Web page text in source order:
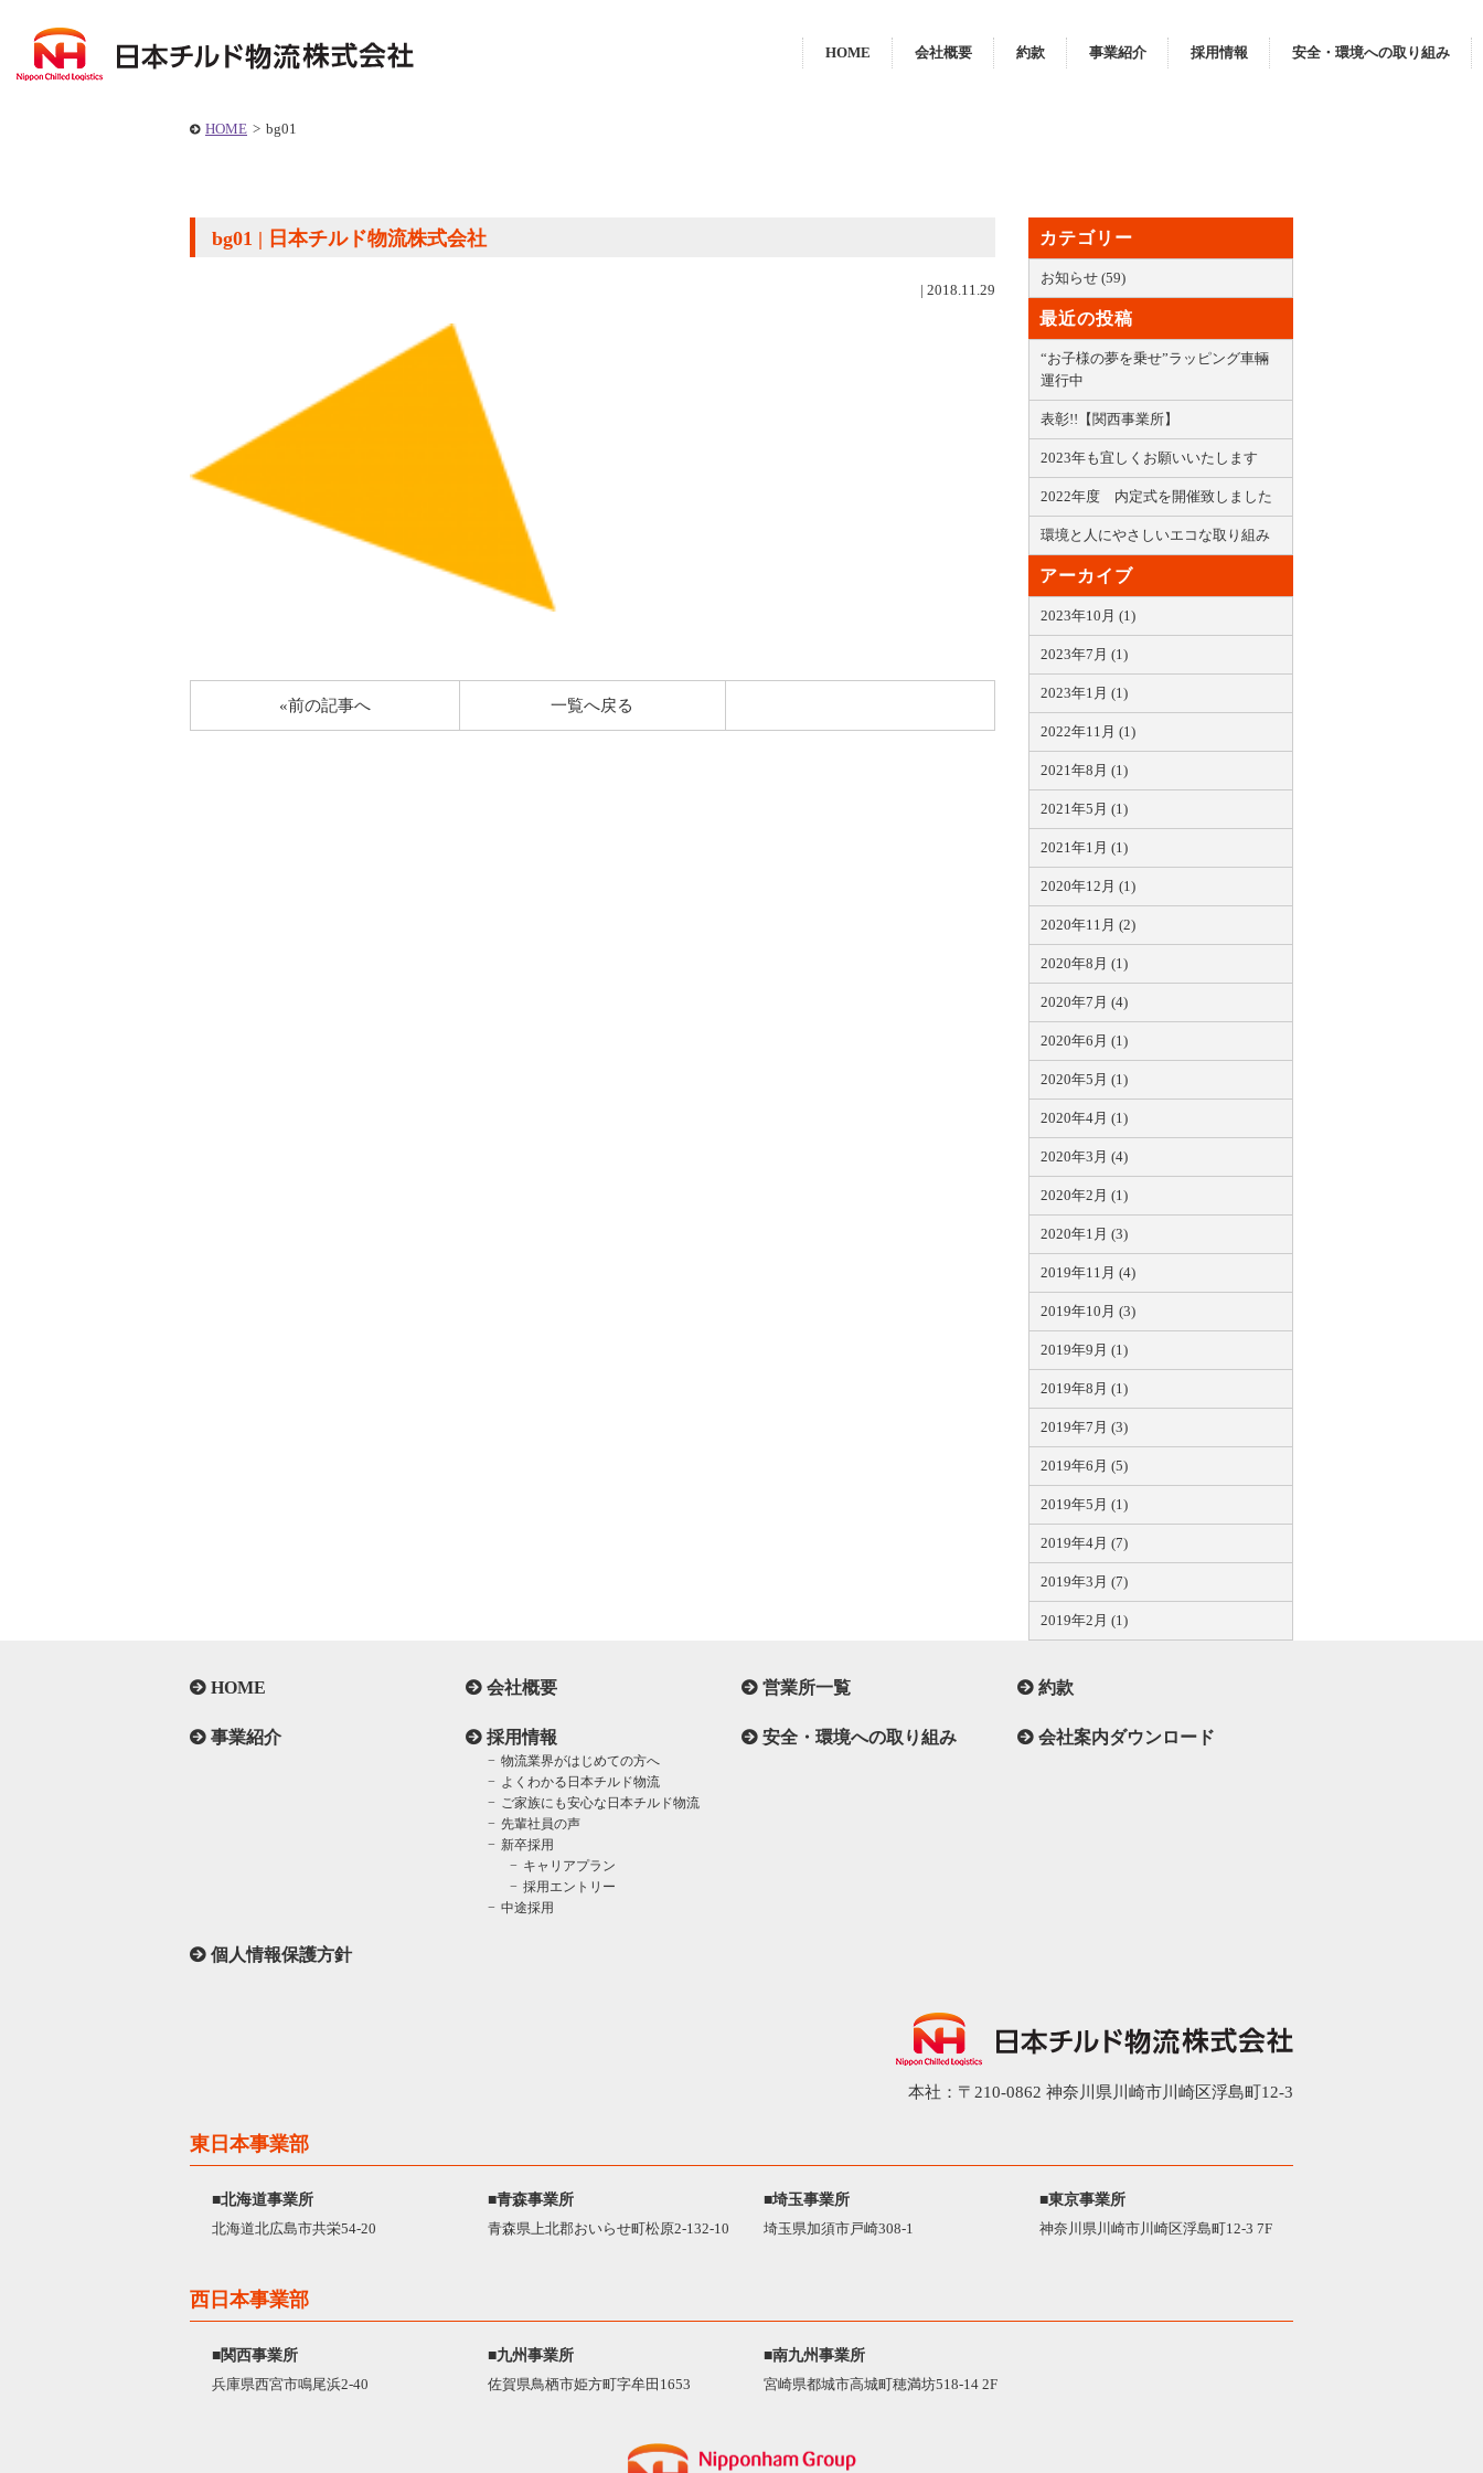
HOME 会社概要 約款 事業紹介 採用情報 安全・環境への取り組み
HOME > bg01
bg01 | 日本チルド物流株式会社
| 2018.11.29
«前の記事へ 一覧へ戻る
カテゴリー
お知らせ (59)
最近の投稿
“お子様の夢を乗せ”ラッピング車輛
運行中
表彰!!【関西事業所】
2023年も宜しくお願いいたします
2022年度 内定式を開催致しました
環境と人にやさしいエコな取り組み
アーカイブ
2023年10月 (1)
2023年7月 (1)
2023年1月 (1)
2022年11月 (1)
2021年8月 (1)
2021年5月 (1)
2021年1月 (1)
2020年12月 (1)
2020年11月 (2)
2020年8月 (1)
2020年7月 (4)
2020年6月 (1)
2020年5月 (1)
2020年4月 (1)
2020年3月 (4)
2020年2月 (1)
2020年1月 (3)
2019年11月 (4)
2019年10月 (3)
2019年9月 (1)
2019年8月 (1)
2019年7月 (3)
2019年6月 (5)
2019年5月 (1)
2019年4月 (7)
2019年3月 (7)
2019年2月 (1)
HOME 会社概要 営業所一覧 約款
事業紹介 採用情報
物流業界がはじめての方へ
よくわかる日本チルド物流
ご家族にも安心な日本チルド物流
先輩社員の声
新卒採用
キャリアプラン
採用エントリー
中途採用
安全・環境への取り組み 会社案内ダウンロード
個人情報保護方針
本社：〒210-0862 神奈川県川崎市川崎区浮島町12-3
東日本事業部
■北海道事業所
北海道北広島市共栄54-20
■青森事業所
青森県上北郡おいらせ町松原2-132-10
■埼玉事業所
埼玉県加須市戸崎308-1
■東京事業所
神奈川県川崎市川崎区浮島町12-3 7F
西日本事業部
■関西事業所
兵庫県西宮市鳴尾浜2-40
■九州事業所
佐賀県鳥栖市姫方町字牟田1653
■南九州事業所
宮崎県都城市高城町穂満坊518-14 2F